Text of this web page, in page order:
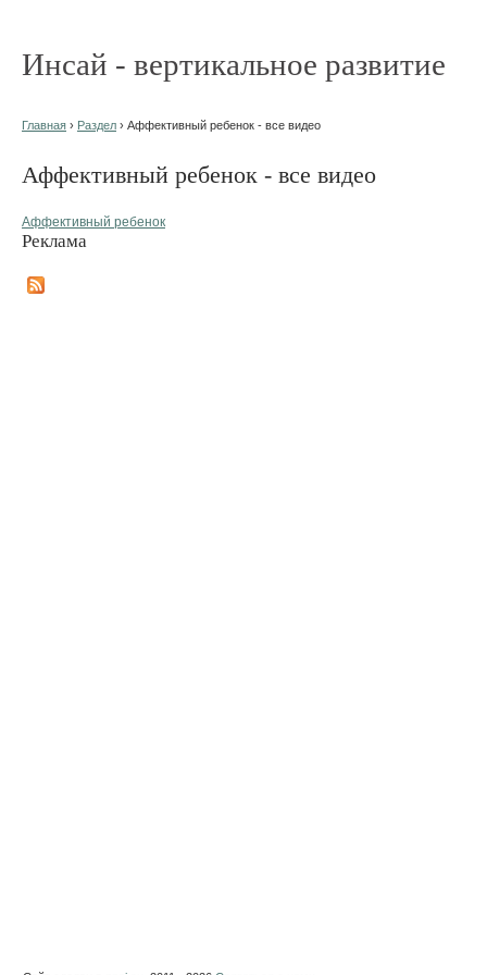
Инсай - вертикальное развитие
Главная › Раздел › Аффективный ребенок - все видео
Аффективный ребенок - все видео
Аффективный ребенок
Реклама